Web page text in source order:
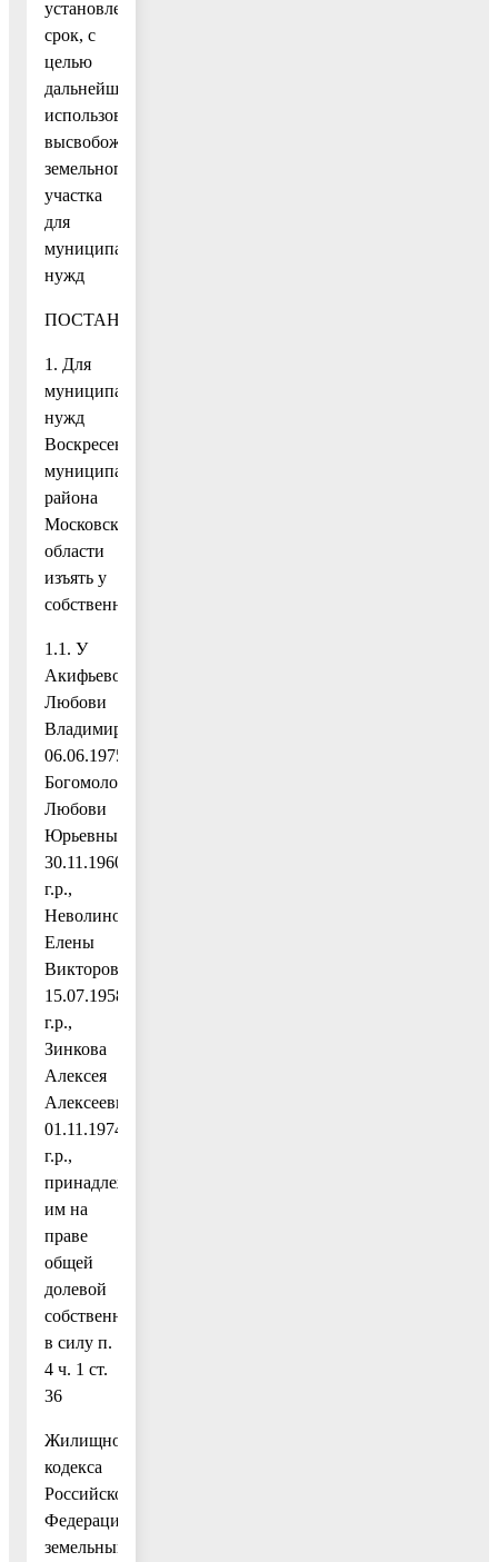
установленный
срок, с
целью
дальнейшего
использования
высвобождаемого
земельного
участка
для
муниципальных
нужд
ПОСТАНОВЛЯЮ:
1. Для
муниципальных
нужд
Воскресенского
муниципального
района
Московской
области
изъять у
собственников:
1.1. У
Акифьевой
Любови
Владимировны,
06.06.1975г.р.,
Богомоловой
Любови
Юрьевны,
30.11.1960
г.р.,
Неволиной
Елены
Викторовны,
15.07.1958
г.р.,
Зинкова
Алексея
Алексеевича,
01.11.1974
г.р.,
принадлежащий
им на
праве
общей
долевой
собственности,
в силу п.
4 ч. 1 ст.
36
Жилищного
кодекса
Российской
Федерации,
земельный